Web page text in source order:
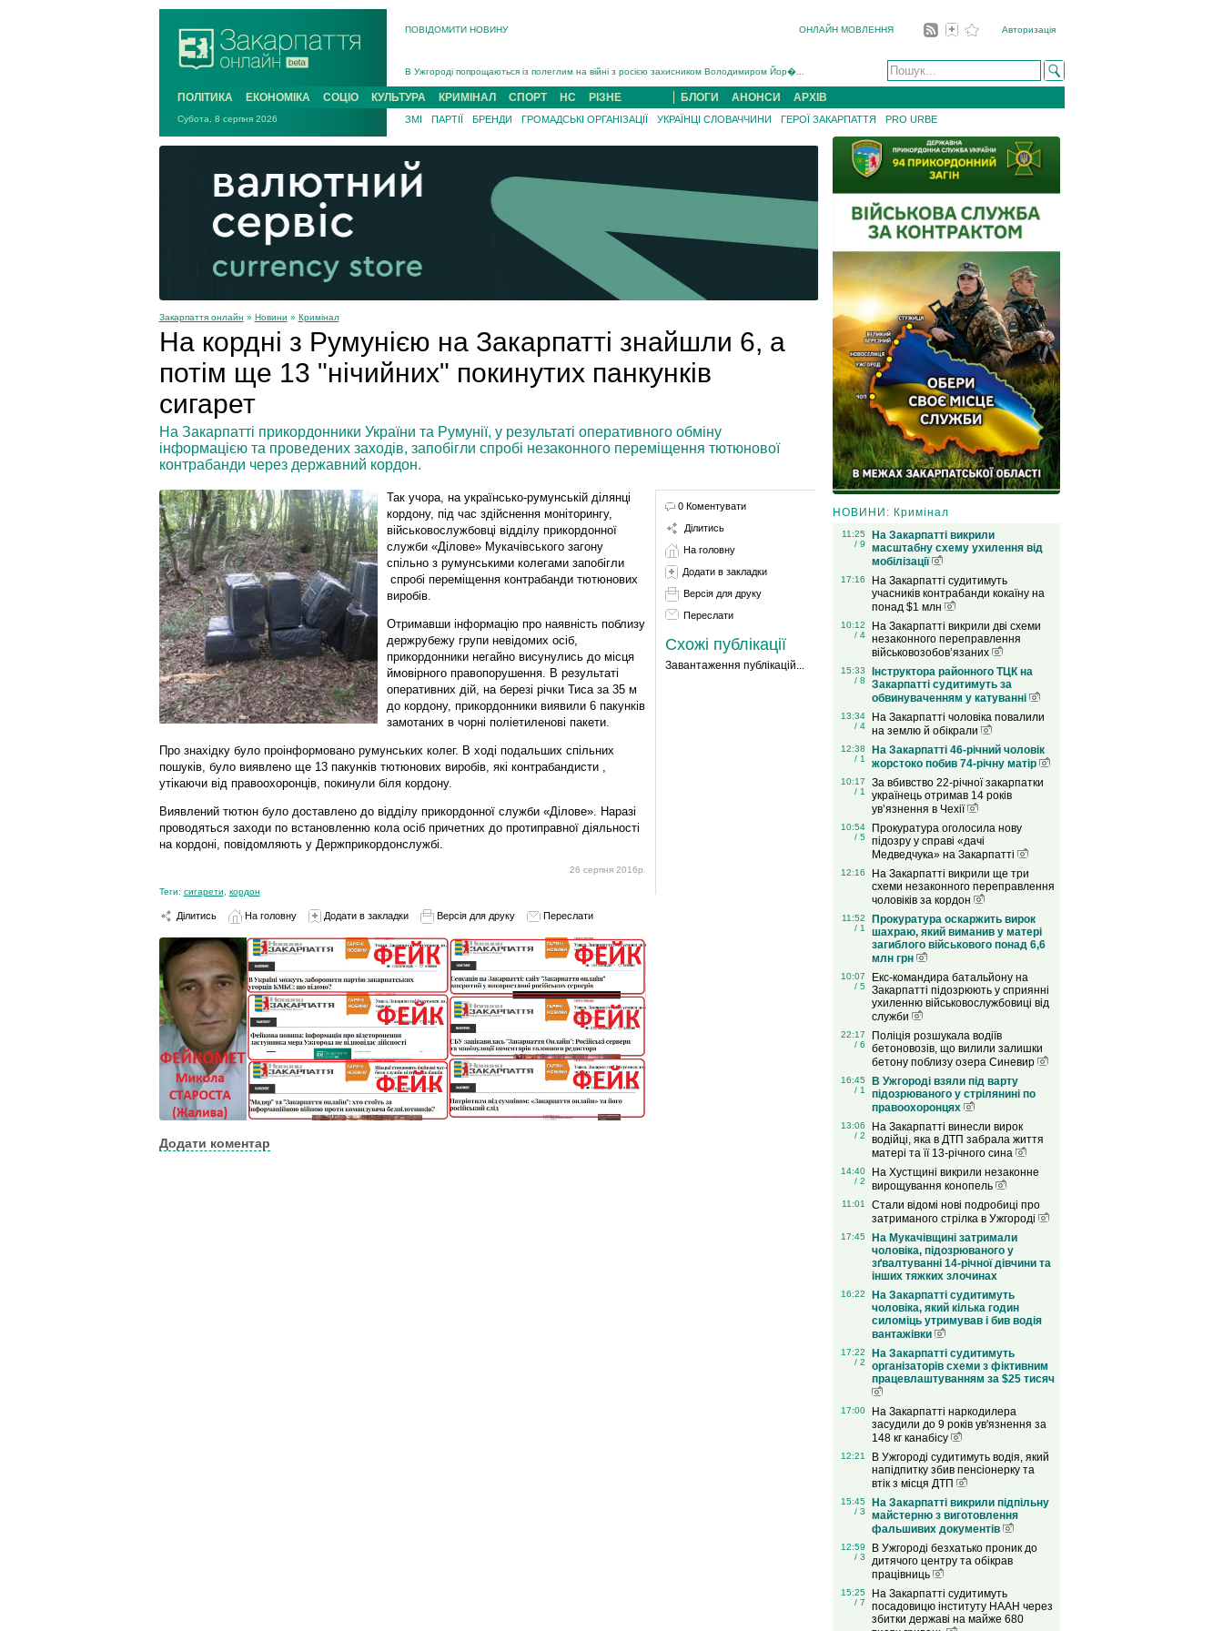
ПОВІДОМИТИ НОВИНУ ОНЛАЙН МОВЛЕННЯ Авторизація
В Ужгороді попрощаються із полеглим на війні з росією захисником Володимиром Йор�...
В Ужгороді 5 серпня попрощаються із захисником Богданом Югасом, який два роки �...
Підтвердили загибель захисника із Нанкова на Хустщині Юліана Гербея (ФОТО)[/gree...
На війні з рф поліг військовий з Виноградова Ігнат Роздяловський (ФОТО)...
На Хустщині внаслідок ДТП за участі трьох авто постраждали 13 людей (ФОТО)...
Інструктора районного ТЦК на Закарпатті судитимуть за обвинувачен...
ПОЛІТИКА ЕКОНОМІКА СОЦІО КУЛЬТУРА КРИМІНАЛ СПОРТ НС РІЗНЕ БЛОГИ АНОНСИ АРХІВ
Субота, 8 серпня 2026 ЗМІ ПАРТІЇ БРЕНДИ ГРОМАДСЬКІ ОРГАНІЗАЦІЇ УКРАЇНЦІ СЛОВАЧЧИНИ ГЕРОЇ ЗАКАРПАТТЯ PRO URBE
Закарпаття онлайн » Новини » Кримінал
На кордні з Румунією на Закарпатті знайшли 6, а
потім ще 13 "нічийних" покинутих панкунків
сигарет
На Закарпатті прикордонники України та Румунії, у результаті оперативного обміну
інформацією та проведених заходів, запобігли спробі незаконного переміщення тютюнової
контрабанди через державний кордон.
Так учора, на українсько-румунській ділянці
кордону, під час здійснення моніторингу,
військовослужбовці відділу прикордонної
служби «Ділове» Мукачівського загону
спільно з румунськими колегами запобігли
спробі переміщення контрабанди тютюнових
виробів.
Отримавши інформацію про наявність поблизу
держрубежу групи невідомих осіб,
прикордонники негайно висунулись до місця
ймовірного правопорушення. В результаті
оперативних дій, на березі річки Тиса за 35 м
до кордону, прикордонники виявили 6 пакунків
замотаних в чорні поліетиленові пакети.
Про знахідку було проінформовано румунських колег. В ході подальших спільних
пошуків, було виявлено ще 13 пакунків тютюнових виробів, які контрабандисти ,
утікаючи від правоохоронців, покинули біля кордону.
Виявлений тютюн було доставлено до відділу прикордонної служби «Ділове». Наразі
проводяться заходи по встановленню кола осіб причетних до протиправної діяльності
на кордоні, повідомляють у Держприкордонслужбі.
26 серпня 2016р.
Теги: сигарети кордон
Ділитись На головну Додати в закладки Версія для друку Переслати
Додати коментар
0 Коментувати
Ділитись
На головну
Додати в закладки
Версія для друку
Переслати
Схожі публікації
Завантаження публікацій...
НОВИНИ: Кримінал
11:25
/ 9
На Закарпатті викрили
масштабну схему ухилення від
мобілізації
17:16
На Закарпатті судитимуть
учасників контрабанди кокаїну на
понад $1 млн
10:12
/ 4
На Закарпатті викрили дві схеми
незаконного переправлення
військовозобов’язаних
15:33
/ 8
Інструктора районного ТЦК на
Закарпатті судитимуть за
обвинуваченням у катуванні
13:34
/ 4
На Закарпатті чоловіка повалили
на землю й обікрали
12:38
/ 1
На Закарпатті 46-річний чоловік
жорстоко побив 74-річну матір
10:17
/ 1
За вбивство 22-річної закарпатки
українець отримав 14 років
ув’язнення в Чехії
10:54
/ 5
Прокуратура оголосила нову
підозру у справі «дачі
Медведчука» на Закарпатті
12:16
На Закарпатті викрили ще три
схеми незаконного переправлення
чоловіків за кордон
11:52
/ 1
Прокуратура оскаржить вирок
шахраю, який виманив у матері
загиблого військового понад 6,6
млн грн
10:07
/ 5
Екс-командира батальйону на
Закарпатті підозрюють у сприянні
ухиленню військовослужбовиці від
служби
22:17
/ 6
Поліція розшукала водіїв
бетоновозів, що вилили залишки
бетону поблизу озера Синевир
16:45
/ 1
В Ужгороді взяли під варту
підозрюваного у стрілянині по
правоохоронцях
13:06
/ 2
На Закарпатті винесли вирок
водійці, яка в ДТП забрала життя
матері та її 13-річного сина
14:40
/ 2
На Хустщині викрили незаконне
вирощування конопель
11:01
Стали відомі нові подробиці про
затриманого стрілка в Ужгороді
17:45
На Мукачівщині затримали
чоловіка, підозрюваного у
зґвалтуванні 14-річної дівчини та
інших тяжких злочинах
16:22
На Закарпатті судитимуть
чоловіка, який кілька годин
силоміць утримував і бив водія
вантажівки
17:22
/ 2
На Закарпатті судитимуть
організаторів схеми з фіктивним
працевлаштуванням за $25 тисяч
17:00
На Закарпатті наркодилера
засудили до 9 років ув'язнення за
148 кг канабісу
12:21
В Ужгороді судитимуть водія, який
напідпитку збив пенсіонерку та
втік з місця ДТП
15:45
/ 3
На Закарпатті викрили підпільну
майстерню з виготовлення
фальшивих документів
12:59
/ 3
В Ужгороді безхатько проник до
дитячого центру та обікрав
працівниць
15:25
/ 7
На Закарпатті судитимуть
посадовицю інституту НААН через
збитки державі на майже 680